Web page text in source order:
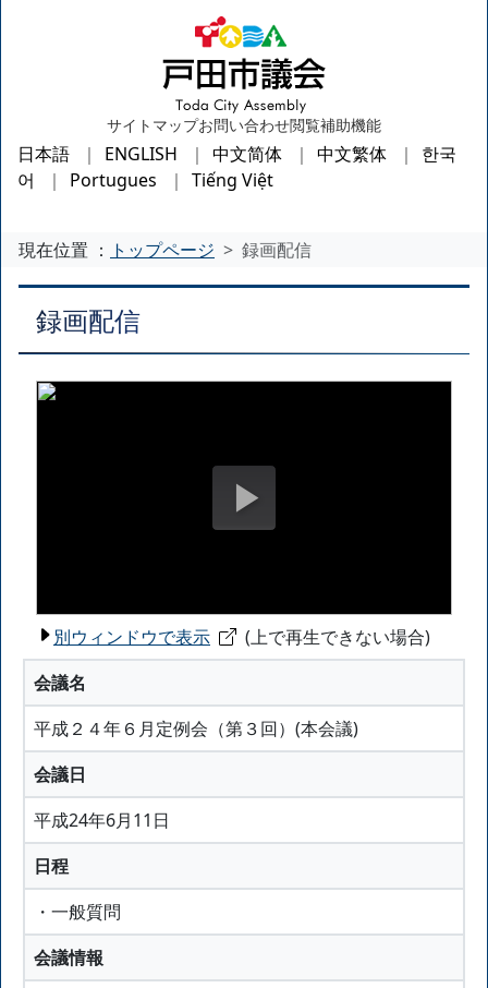
サイトマップお問い合わせ閲覧補助機能
日本語 ENGLISH 中文简体 中文繁体
한국
어
Portugues Tiếng Việt
現在位置 ： トップページ 録画配信
録画配信
別ウィンドウで表示
(上で再生できない場合)
会議名
平成２４年６月定例会（第３回）(本会議)
会議日
平成24年6月11日
日程
・一般質問
会議情報